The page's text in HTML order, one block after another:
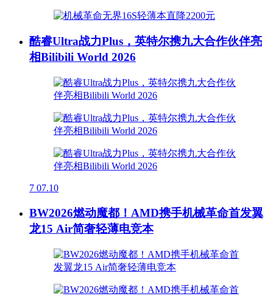
酷睿Ultra战力Plus，英特尔携九大合作伙伴亮
相Bilibili World 2026
7 07.10
BW2026燃动魔都！AMD携手机械革命首发翼
龙15 Air简奢轻薄电竞本